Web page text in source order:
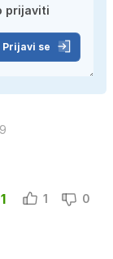
Prijavi se
1 0